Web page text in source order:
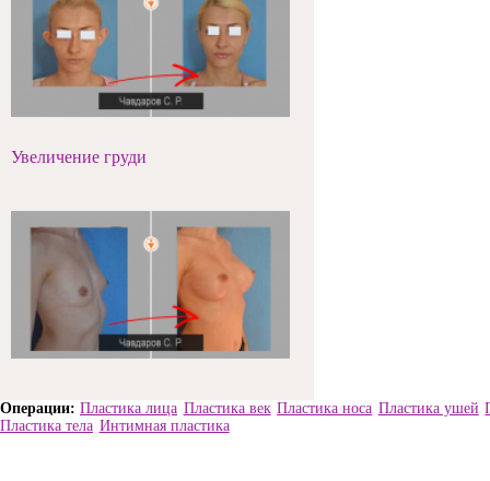
Увеличение груди
Пластика лица Пластика век Пластика носа Пластика ушей
Пластика тела Интимная пластика